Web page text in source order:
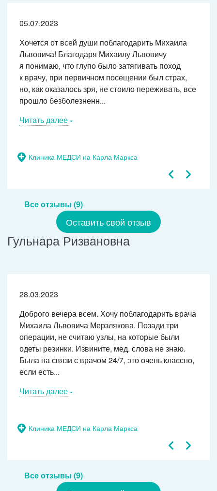
Клиника МЕДСИ на Карла Маркса
05.07.2023
Хочется от всей души поблагодарить Михаила
Львовича! Благодаря Михаилу Львовичу
я понимаю, что глупо было затягивать поход
к врачу, при первичном посещении был страх,
но, как оказалось зря, не стоило переживать, все
прошло безболезненн...
Читать далее
Все отзывы (9)
Оставить свой отзыв
Гульнара Ризвановна
Клиника МЕДСИ на Карла Маркса
28.03.2023
Доброго вечера всем. Хочу поблагодарить врача
Михаила Львовича Мерзлякова. Позади три
операции, не считаю узлы, на которые были
одеты резинки. Извините, мед. слова не знаю.
Была на связи с врачом 24/7, это очень классно,
если есть...
Читать далее
Все отзывы (9)